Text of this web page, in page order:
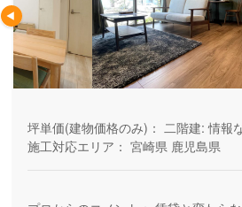
坪単価(建物価格のみ)： 二階建: 情報
施工対応エリア： 宮崎県 鹿児島県